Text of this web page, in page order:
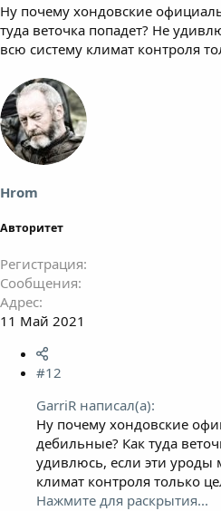
Ну почему хондовские
туда веточка попадет? Не
всю систему климат контроля
Hrom
Авторитет
Регистрация
Сообщения
Адрес
11 Май 2021
#12
GarriR написал(а):
Ну почему хондовские
дебильные? Как туда
удивлюсь, если эти уроды
климат контроля только
Нажмите для раскрытия...